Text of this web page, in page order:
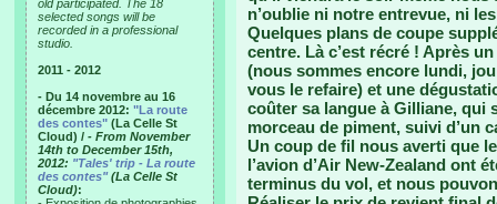
old participated. The 18
selected songs will be
recorded in a professional
studio.
2011 - 2012
- Du 14 novembre au 16
décembre 2012: "La route
des contes" (La Celle St
Cloud) / - From November
14th to December 15th,
2012: "Tales' trip - La route
des contes"(La Celle St
Cloud):
n’oublie ni notre entrevue, ni
Quelques plans de coupe
centre. Là c’est récré ! Après
(nous sommes encore lundi,
vous le refaire) et une
coûter sa langue à Gilliane, qui
morceau de piment, suivi d’un
Un coup de fil nous averti que
l’avion d’Air New-Zealand ont
terminus du vol, et nous